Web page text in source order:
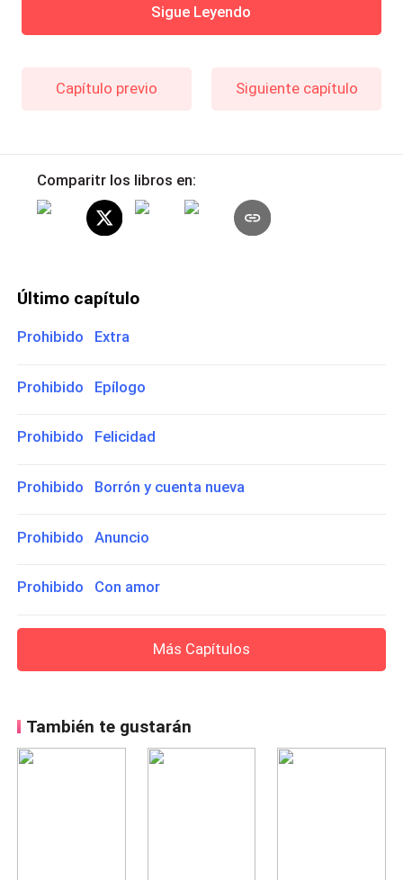
Sigue Leyendo
Capítulo previo Siguiente capítulo
Comparitr los libros en:
Último capítulo
Prohibido Extra
Prohibido Epílogo
Prohibido Felicidad
Prohibido Borrón y cuenta nueva
Prohibido Anuncio
Prohibido Con amor
Más Capítulos
También te gustarán